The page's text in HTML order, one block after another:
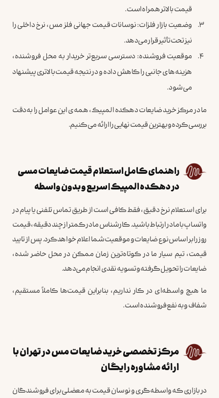
قیمت بالاتر همراه است.
وضعیت بازار فلزات: نوسانات قیمت جهانی فلز مس، نرخ داخلی را
نیز تحت تأثیر قرار می‌دهد.
موقعیت فروشنده: دسترسی سریع‌تر خریدار به محل فروشنده،
هزینه‌های جانبی را کاهش داده و در نتیجه قیمت بالاتری پیشنهاد
می‌شود.
ما در مرکز خرید ضایعات دهکده المپیک، همه‌ی این عوامل را به‌دقت
بررسی کرده و بهترین قیمت نهایی را ارائه می‌کنیم.
راهنمای کامل استعلام قیمت ضایعات مسی
در دهکده المپیک | سریع و بدون واسطه
برای استعلام نرخ دقیق، فقط کافی است از طریق تماس تلفنی یا پیام در
واتساپ با ما در ارتباط باشید. کارشناس ما در کمتر از چند دقیقه، قیمت
روز را بر اساس نوع ضایعات و موقعیت شما اعلام خواهد کرد. پس از تایید
قیمت، تیم سیار ما در کوتاه‌ترین زمان ممکن در محل حاضر شده،
ضایعات را تحویل گرفته و تسویه نقدی انجام می‌دهد.
ما هیچ واسطه‌ای در کار نداریم، بنابراین قیمت‌ها کاملاً مستقیم،
شفاف و به نفع فروشنده است.
مرکز تخصصی خرید ضایعات مس در تهران با
ارائه مشاوره رایگان
در بازاری که واسطه‌گری و نوسان قیمت به معضلی برای فروشندگان